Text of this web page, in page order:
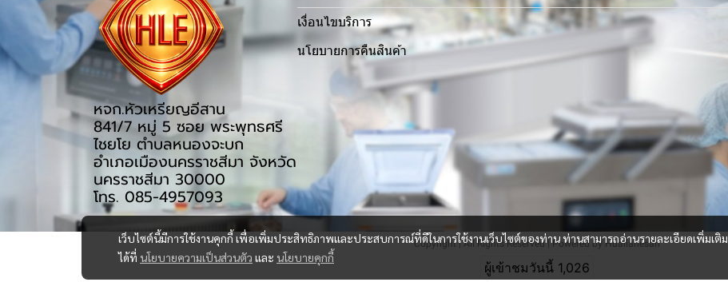
เว็บไซต์นี้มีการใช้งานคุกกี้ เพื่อเพิ่มประสิทธิภาพและประสบการณ์ที่ดีในการใช้งานเว็บไซต์ของท่าน ท่านสามารถอ่านรายละเอียดเพิ่มเติม
ได้ที่ นโยบายความเป็นส่วนตัว และ นโยบายคุกกี้
หจก.หัวเหรียญอีสาน
841/7 หมู่ 5 ซอย พระพุทธศรี
ไชยโย ตำบลหนองจะบก
อำเภอเมืองนครราชสีมา จังหวัด
นครราชสีมา 30000
โทร. 085-4957093
เงื่อนไขบริการ
นโยบายการคืนสินค้า
Copyright | All Rights Reserved | Powered by Hualianesan
ผู้เข้าชมวันนี้ 1,026